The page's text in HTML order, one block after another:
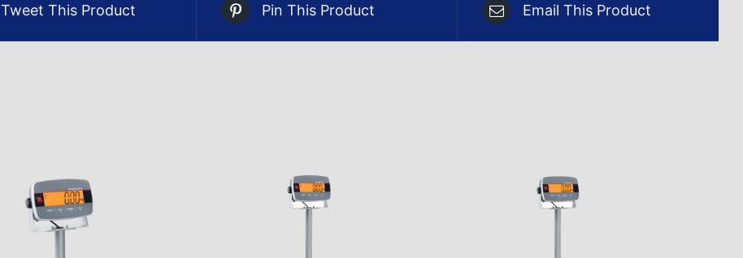
Tweet This Product Pin This Product Email This Product